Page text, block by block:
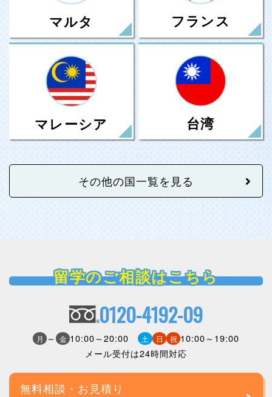
マルタ フランス
マレーシア 台湾
その他の国一覧を見る
留学のご相談はこちら
0120-4192-09
月 ～ 金 10:00～20:00 土 日 祝 10:00～19:00
メール受付は24時間対応
無料相談・お見積り